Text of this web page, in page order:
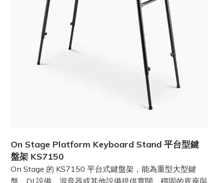
On Stage Platform Keyboard Stand 平台型鍵
盤架 KS7150
On Stage 的 KS7150 平台式鍵盤架，能為重型大型鍵